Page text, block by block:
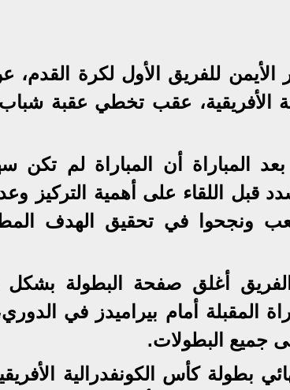
للفريق الأول لكرة القدم،
الأفريقية، عقب تخطي عقبة شباب
المباراة أن المباراة لم تكن
قبل اللقاء على أهمية التركيز
ونجحوا في تحقيق الهدف
أغلق صفحة البطولة
المقبلة أمام بيراميدز في
جميع البطولات.
بطولة كأس الكونفدرالية